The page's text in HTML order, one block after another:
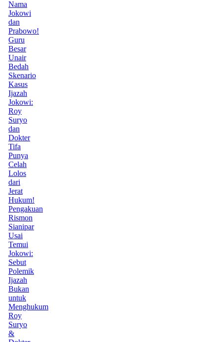
Nama
Jokowi
dan
Prabowo!
Guru
Besar
Unair
Bedah
Skenario
Kasus
Ijazah
Jokowi:
Roy
Suryo
dan
Dokter
Tifa
Punya
Celah
Lolos
dari
Jerat
Hukum!
Pengakuan
Rismon
Sianipar
Usai
Temui
Jokowi:
Sebut
Polemik
Ijazah
Bukan
untuk
Menghukum
Roy
Suryo
&